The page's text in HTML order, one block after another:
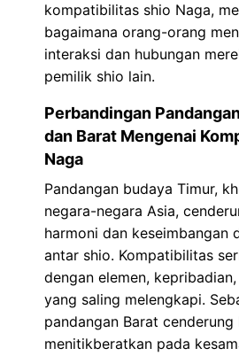
kompatibilitas shio Naga,
bagaimana orang-orang
interaksi dan hubungan
pemilik shio lain.
Perbandingan
dan Barat Mengenai
Naga
Pandangan budaya Timur,
negara-negara Asia,
harmoni dan keseimbangan
antar shio. Kompatibilitas
dengan elemen,
yang saling melengkapi.
pandangan Barat
menitikberatkan pada